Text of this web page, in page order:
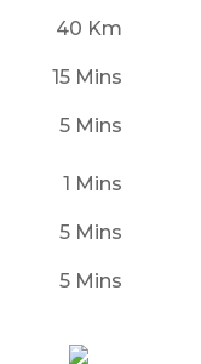
40 Km
15 Mins
5 Mins
1 Mins
5 Mins
5 Mins